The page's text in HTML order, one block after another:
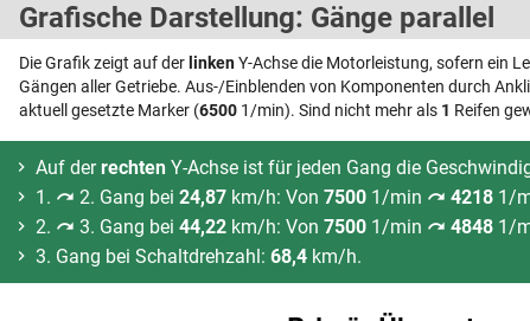
Grafische Darstellung: Gänge parallel
Die Grafik zeigt auf der linkenY-Achse die Motorleistung, sofern ein
Gängen aller Getriebe. Aus-/Einblenden von Komponenten durch
aktuell gesetzte Marker (6500 1/min). Sind nicht mehr als 1 Reifen
Auf derrechten Y-Achse ist für jeden Gang die
1.
2. Gang bei 24,87 km/h: Von 7500 1/min 4218 1/
2.
3. Gang bei 44,22 km/h: Von 7500 1/min 4848 1/
3. Gang bei Schaltdrehzahl: 68,4 km/h.